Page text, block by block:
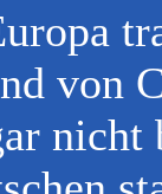
von
nicht